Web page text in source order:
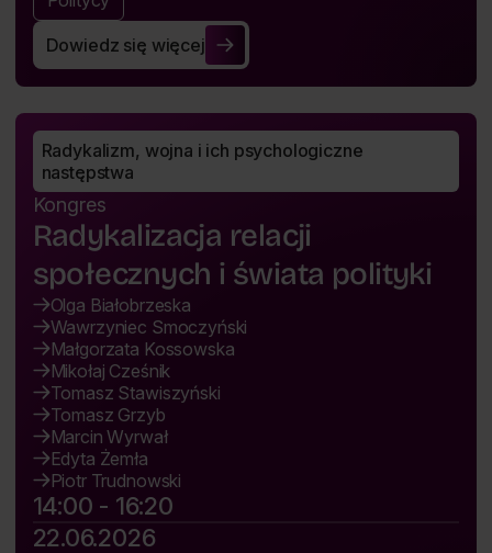
Dowiedz się więcej
Wojna i pokój
Radykalizm, wojna i ich psychologiczne
następstwa
Kongres
Radykalizacja relacji
społecznych i świata polityki
Olga Białobrzeska
Wawrzyniec Smoczyński
Małgorzata Kossowska
Mikołaj Cześnik
Tomasz Stawiszyński
Tomasz Grzyb
Marcin Wyrwał
Edyta Żemła
Piotr Trudnowski
14:00 - 16:20
22.06.2026